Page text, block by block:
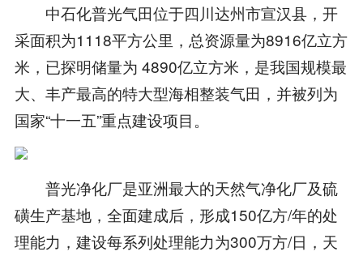
中石化普光气田位于四川达州市宣汉县，开
采面积为1118平方公里，总资源量为8916亿立方
米，已探明储量为 4890亿立方米，是我国规模最
大、丰产最高的特大型海相整装气田，并被列为
国家“十一五”重点建设项目。
普光净化厂是亚洲最大的天然气净化厂及硫
磺生产基地，全面建成后，形成150亿方/年的处
理能力，建设每系列处理能力为300万方/日，天